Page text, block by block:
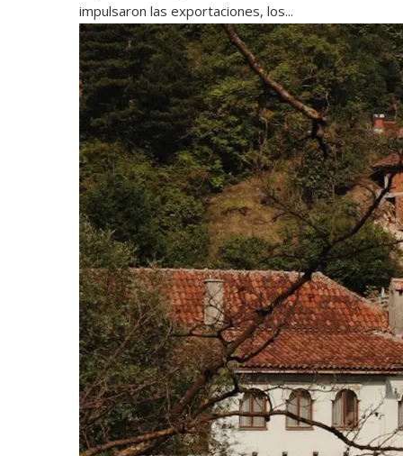
impulsaron las exportaciones, los...